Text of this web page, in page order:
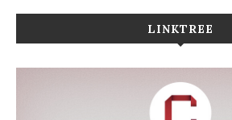
LINKTREE